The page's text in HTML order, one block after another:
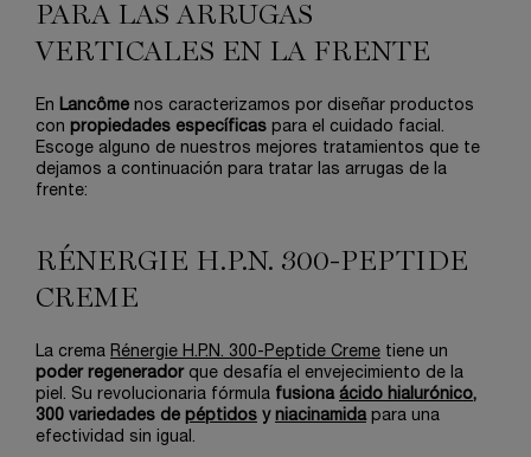
PARA LAS ARRUGAS
VERTICALES EN LA FRENTE
En Lancôme nos caracterizamos por diseñar productos
con propiedades específicas para el cuidado facial.
Escoge alguno de nuestros mejores tratamientos que te
dejamos a continuación para tratar las arrugas de la
frente:
RÉNERGIE H.P.N. 300-PEPTIDE
CREME
La crema Rénergie H.P.N. 300-Peptide Creme tiene un
poder regeneradorque desafía el envejecimiento de la
piel. Su revolucionaria fórmula fusiona ácido hialurónico,
300 variedades de péptidos y niacinamidapara una
efectividad sin igual.